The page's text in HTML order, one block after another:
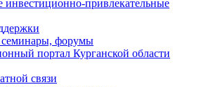
инвестиционно-привлекательные
форумы
портал Курганской области
связи